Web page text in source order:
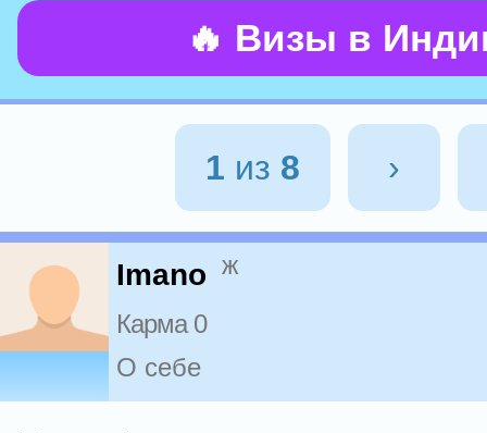
🔥 Визы в
1 из 8 ›
Imano ж
Карма 0
О себе